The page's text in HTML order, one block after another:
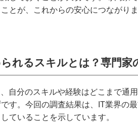
とが、これからの安心につながりま
れるスキルとは？専門家
、自分のスキルや経験はどこまで
す。今回の調査結果は、IT業界の
ていることを示しています。